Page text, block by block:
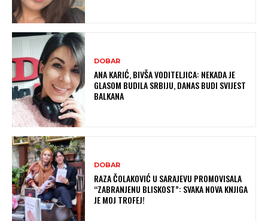
DOBAR
ANA KARIĆ, BIVŠA VODITELJICA: NEKADA JE
GLASOM BUDILA SRBIJU, DANAS BUDI SVIJEST
BALKANA
DOBAR
RAZA ČOLAKOVIĆ U SARAJEVU PROMOVISALA
“ZABRANJENU BLISKOST”: SVAKA NOVA KNJIGA
JE MOJ TROFEJ!